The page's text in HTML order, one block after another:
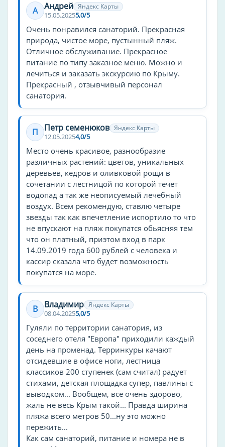
На пляже есть
теневые навесы
урны
Способ оплаты
оплата картой
Парковка
Охраняемая парковка
Услуги на стойке регистрации
Экскурсионное бюро
Услуги уборки/чистки
Прачечная
Водные занятия
аквааэробика
Туры
оздоровительные
детские
Питание
Детское меню
по меню
Семейные услуги и дети
Анимационный персонал
Вечерняя программа
Детская анимация
А Андрей Яндекс Карты
15.05.20255,0/5
Очень понравился санаторий. Прекрасная
природа, чистое море, пустынный пляж.
Отличное обслуживание. Прекрасное
питание по типу заказное меню. Можно и
лечиться и заказать экскурсию по Крыму.
Прекрасный , отзывчивый персонал
санатория.
П Петр семенюков Яндекс Карты
12.05.20254,0/5
Место очень красивое, разнообразие
различных растений: цветов, уникальных
деревьев, кедров и оливковой рощи в
сочетании с лестницой по которой течет
водопад а так же неописуемый лечебный
воздух. Всем рекомендую, ставлю четыре
звезды так как впечетление испортило то что
не впускают на пляж покупатся обьясняя тем
что он платный, приэтом вход в парк
14.09.2019 года 600 рублей с человека и
кассир сказала что будет возможность
покупатся на море.
В Владимир Яндекс Карты
08.04.20255,0/5
Гуляли по территории санатория, из
соседнего отеля "Европа" приходили каждый
день на променад. Терринкуры качают
отсидевшие в офисе ноги, лестница
классиков 200 ступенек (сам считал) радует
стихами, детская площадка супер, павлины с
выводком... Вообщем, все очень здорово,
жаль не весь Крым такой... Правда ширина
пляжа всего метров 50...ну это можно
пережить...
Как сам санаторий, питание и номера не в